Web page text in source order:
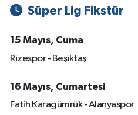
Süper Lig Fikstür
15 Mayıs, Cuma
Rizespor - Beşiktaş
16 Mayıs, Cumartesi
Fatih Karagümrük - Alanyaspor